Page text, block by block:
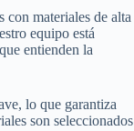
materiales de alta
equipo está
entienden la
lo que garantiza
son seleccionados